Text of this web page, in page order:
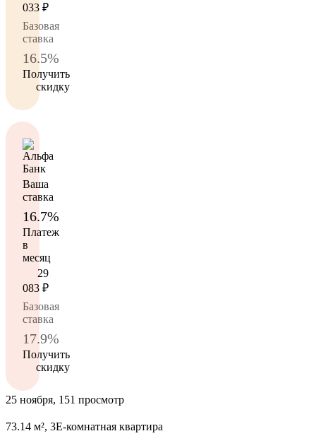
033 ₽
Базовая
ставка
16.5%
Получить
скидку
Ваша
ставка
16.7%
Платеж
в
месяц
29
083 ₽
Базовая
ставка
17.9%
Получить
скидку
25 ноября, 151 просмотр
73.14 м², 3Е-комнатная квартира